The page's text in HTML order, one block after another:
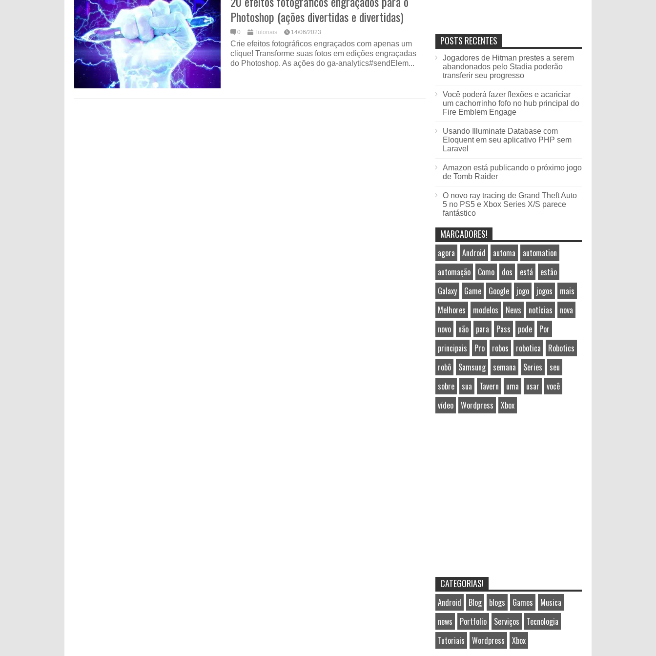
Photoshop (ações divertidas e divertidas)
0 Tutoriais 14/06/2023
Crie efeitos fotográficos engraçados com apenas um
clique! Transforme suas fotos em edições engraçadas
do Photoshop. As ações do ga-analytics#sendElem...
POSTS RECENTES
Jogadores de Hitman prestes a serem
abandonados pelo Stadia poderão
transferir seu progresso
Você poderá fazer flexões e acariciar
um cachorrinho fofo no hub principal do
Fire Emblem Engage
Usando Illuminate Database com
Eloquent em seu aplicativo PHP sem
Laravel
Amazon está publicando o próximo jogo
de Tomb Raider
O novo ray tracing de Grand Theft Auto
5 no PS5 e Xbox Series X/S parece
fantástico
MARCADORES!
agora Android automa
automation
automação
Como dos está
estão
Galaxy
Game Google jogo jogos
mais
Melhores
modelos News notícias
nova
novo
não para Pass pode
Por
principais
Pro robos robotica
Robotics
robô
Samsung semana Series
seu
sobre
sua Tavern uma usar
você
vídeo
Wordpress Xbox
CATEGORIAS!
Android Blog blogs Games
Musica
news
Portfolio Serviços
Tecnologia
Tutoriais
Wordpress Xbox